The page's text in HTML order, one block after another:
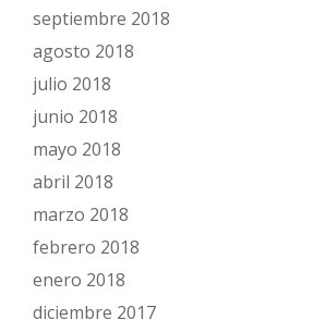
septiembre 2018
agosto 2018
julio 2018
junio 2018
mayo 2018
abril 2018
marzo 2018
febrero 2018
enero 2018
diciembre 2017